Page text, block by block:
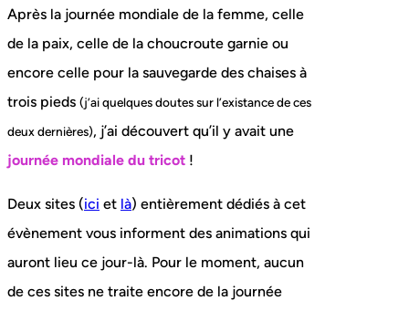
Après la journée mondiale de la femme, celle
de la paix, celle de la choucroute garnie ou
encore celle pour la sauvegarde des chaises à
trois pieds (j’ai quelques doutes sur l’existance de ces
deux dernières), j’ai découvert qu’il y avait une
journée mondiale du tricot !
Deux sites (ici et là) entièrement dédiés à cet
évènement vous informent des animations qui
auront lieu ce jour-là. Pour le moment, aucun
de ces sites ne traite encore de la journée